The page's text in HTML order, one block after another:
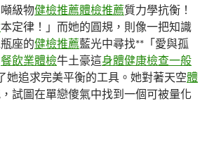
級物健檢推薦體檢推薦質力學抗衡！
本定律！」而她的圓規，則像一把知識
座的健檢推薦藍光中尋找**「愛與孤
餐飲業體檢牛土豪這身體健康檢查一般
她追求完美平衡的工具。她對著天空體
試圖在單戀傻氣中找到一個可被量化